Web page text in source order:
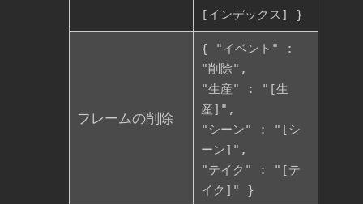
[インデックス] }
フレームの削除
{ "イベント" :
"削除",
"生産" : "[生
産]",
"シーン" : "[シ
ーン]",
"テイク" : "[テ
イク]" }